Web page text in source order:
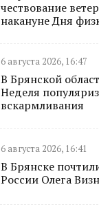
чествование
накануне Дня
6 августа 2026, 16:47
В Брянской
Неделя
вскармливания
6 августа 2026, 16:41
В Брянске
России Олега